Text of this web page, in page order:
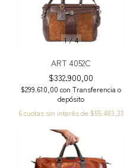
1/4
ART 4052C
$332.900,00
$299.610,00 con Transferencia o
depósito
6 cuotas sin interés de $55.483,33